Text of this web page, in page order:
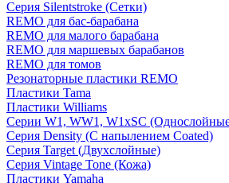
Серия Silentstroke (Сетки)
REMO для бас-барабана
REMO для малого барабана
REMO для маршевых барабанов
REMO для томов
Резонаторные пластики REMO
Пластики Tama
Пластики Williams
Серии W1, WW1, W1xSC
Серия Density (C напылением Coated)
Серия Target (Двухслойные)
Серия Vintage Tone (Кожа)
Пластики Yamaha